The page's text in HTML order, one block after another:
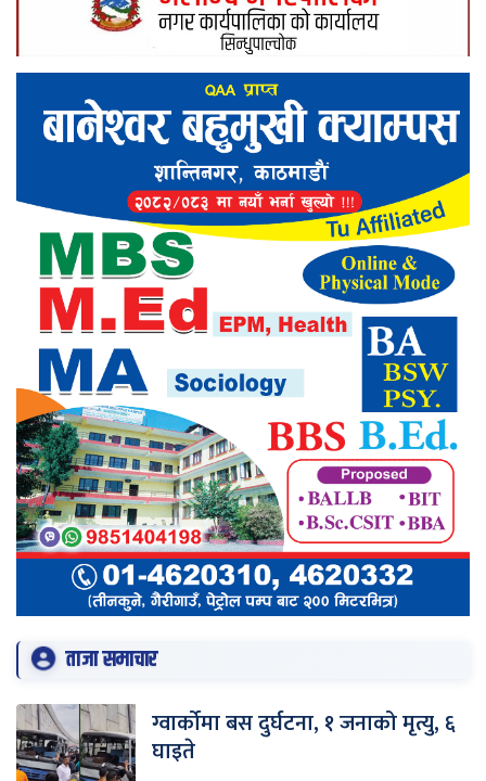
ताजा समाचार
ग्वार्कोमा बस दुर्घटना, १ जनाको मृत्यु, ६
घाइते